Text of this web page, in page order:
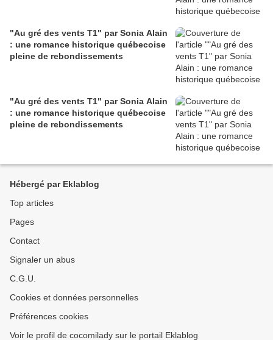
"Au gré des vents T1" par Sonia Alain
: une romance historique québecoise
pleine de rebondissements
"Au gré des vents T1" par Sonia Alain
: une romance historique québecoise
pleine de rebondissements
Hébergé par Eklablog
Top articles
Pages
Contact
Signaler un abus
C.G.U.
Cookies et données personnelles
Préférences cookies
Voir le profil de cocomilady sur le portail Eklablog